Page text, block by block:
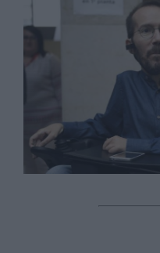
link
Información adicional